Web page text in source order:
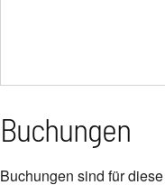
Buchungen
Buchungen sind für